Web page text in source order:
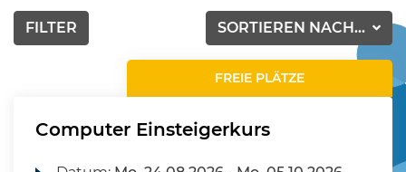
SORTIEREN NACH...
FILTER
FREIE PLÄTZE
Computer Einsteigerkurs